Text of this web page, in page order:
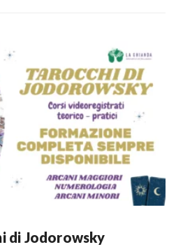
di Jodorowsky